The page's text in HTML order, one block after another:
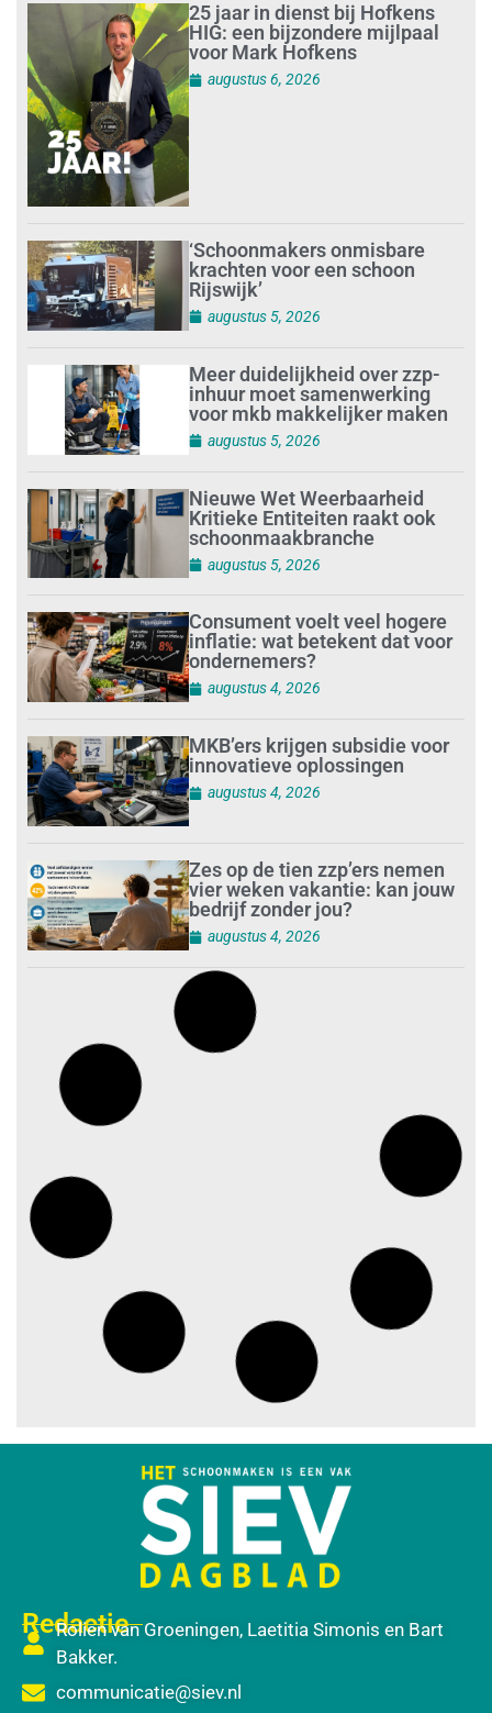
25 jaar in dienst bij Hofkens
HIG: een bijzondere mijlpaal
voor Mark Hofkens
augustus 6, 2026
‘Schoonmakers onmisbare
krachten voor een schoon
Rijswijk’
augustus 5, 2026
Meer duidelijkheid over zzp-
inhuur moet samenwerking
voor mkb makkelijker maken
augustus 5, 2026
Nieuwe Wet Weerbaarheid
Kritieke Entiteiten raakt ook
schoonmaakbranche
augustus 5, 2026
Consument voelt veel hogere
inflatie: wat betekent dat voor
ondernemers?
augustus 4, 2026
MKB’ers krijgen subsidie voor
innovatieve oplossingen
augustus 4, 2026
Zes op de tien zzp’ers nemen
vier weken vakantie: kan jouw
bedrijf zonder jou?
augustus 4, 2026
Digitalisering en AI veranderen
de schoonmaakbranche
augustus 3, 2026
tevreden personeel
Best gelezen artikelen SIEV-
Dagblad 26 juli 2026 tot en met
1 augustus 2026
augustus 2, 2026
‘Nieuwe Zelfstandigenwet
moet veilige haven worden’
augustus 2, 2026
Trust and Law Incassoservices
nieuwe partner van SIEV
zijn ruim boven drie procent